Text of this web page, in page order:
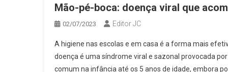
Mão-pé-boca: doença viral que
02/07/2023 Editor JC
A higiene nas escolas e em casa é a forma mais
doença é uma síndrome viral e sazonal provocada
comum na infância até os 5 anos de idade, embora